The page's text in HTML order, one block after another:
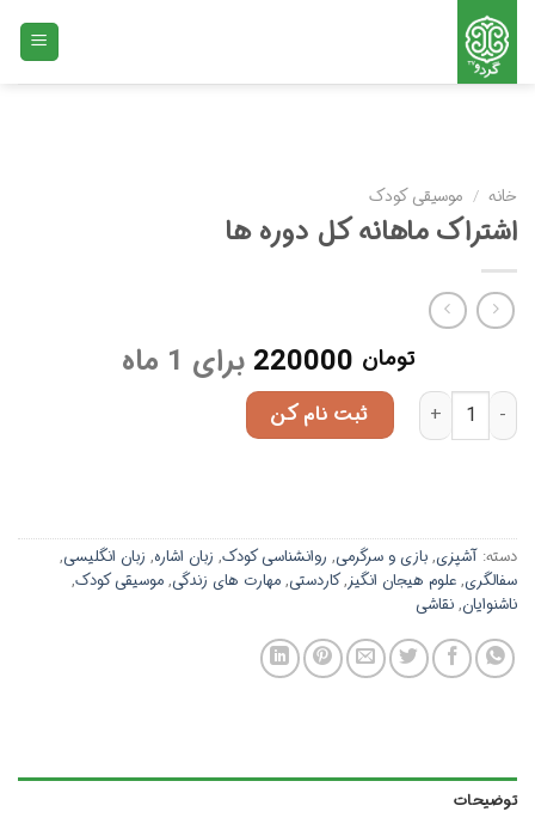
Skip
content
خانه / موسیقی کودک
اشتراک ماهانه کل دوره ها
تومان برای 1 ماه
اشتراک ماهانه کل دوره ها عدد
ثبت نام کن
دسته: آشپزی, بازی و سرگرمی, روانشناسی کودک, زبان اشاره, زبان انگلیسی,
سفالگری, علوم هیجان انگیز,کاردستی, مهارت های زندگی, موسیقی کودک,
ناشنوایان, نقاشی
توضیحات